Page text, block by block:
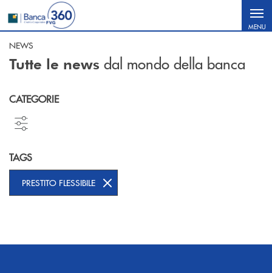
Salta al contenuto principale
MENU
NEWS
Tutte le news dal mondo della banca
CATEGORIE
TAGS
PRESTITO FLESSIBILE